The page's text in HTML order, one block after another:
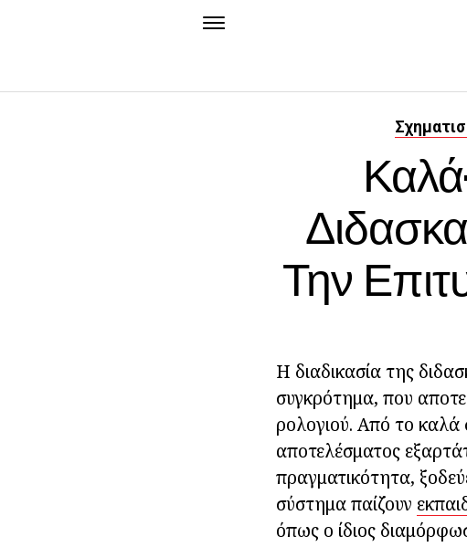
Την
Η διαδικασία της
συγκρότημα, που
ρολογιού. Από το καλά
αποτελέσματος
πραγματικότητα,
σύστημα παίζουν
όπως ο ίδιος